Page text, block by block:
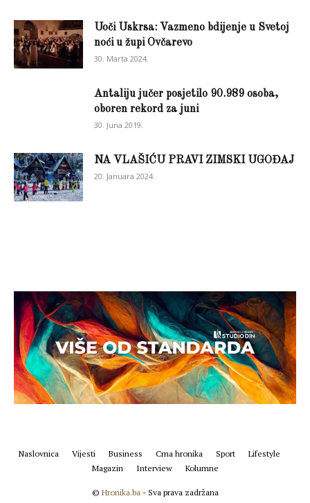
Uoči Uskrsa: Vazmeno bdijenje u Svetoj
noći u župi Ovčarevo
30. Marta 2024.
Antaliju jučer posjetilo 90.989 osoba,
oboren rekord za juni
30. Juna 2019.
NA VLAŠIĆU PRAVI ZIMSKI UGOĐAJ
20. Januara 2024.
Naslovnica Vijesti Business Crna hronika Sport
Lifestyle
Magazin
Interview Kolumne
© Hronika.ba - Sva prava zadržana